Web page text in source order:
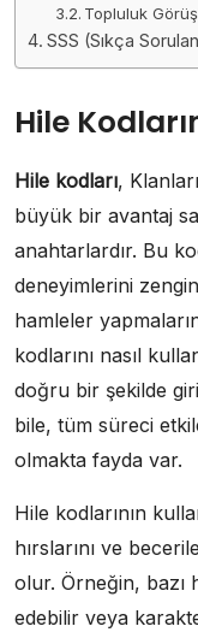
Topluluk
SSS (Sıkça
Hile
Hile kodları,
büyük bir avantaj
anahtarlardır. Bu
deneyimlerini
hamleler
kodlarını nasıl
doğru bir şekilde
bile, tüm süreci
olmakta fayda var.
Hile kodlarının
hırslarını ve
olur. Örneğin, bazı
edebilir veya